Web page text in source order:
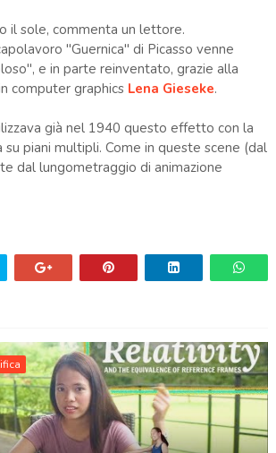
il sole, commenta un lettore.
"Guernica" di Picasso venne
e in parte reinventato, grazie alla
computer graphics Lena Gieseke.
già nel 1940 questo effetto con la
su piani multipli. Come in queste scene (dal
dal lungometraggio di animazione